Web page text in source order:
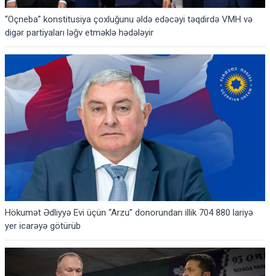
“Oçneba” konstitusiya çoxluğunu əldə edəcəyi təqdirdə VMH və
digər partiyaları ləğv etməklə hədələyir
Hökumət Ədliyyə Evi üçün “Arzu” donorundan illik 704 880 lariyə
yer icarəyə götürüb